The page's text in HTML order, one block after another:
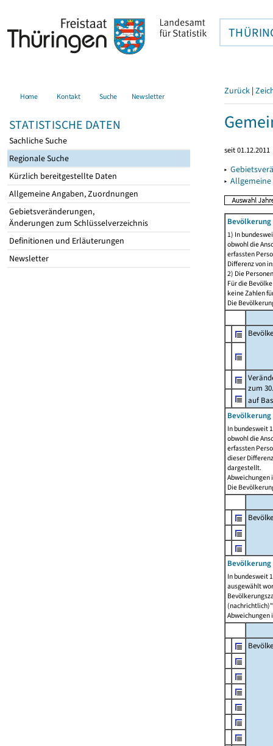
Home Kontakt Suche Newsletter
STATISTISCHE DATEN
Sachliche Suche
Regionale Suche
Kürzlich bereitgestellte Daten
Allgemeine Angaben, Zuordnungen
Gebietsveränderungen,
Änderungen zum Schlüsselverzeichnis
Definitionen und Erläuterungen
Newsletter
Zurück |
seit 01.12.2011
▸
▸
1) In
obwohl die
erfassten
Differenz von
2) Die
Für die
keine Zahlen
Die
zum
auf
Bevölkerung
In bundesweit
obwohl die
erfassten
dieser
dargestellt.
Abweichungen
Die
In bundesweit
ausgewählt
Abweichungen